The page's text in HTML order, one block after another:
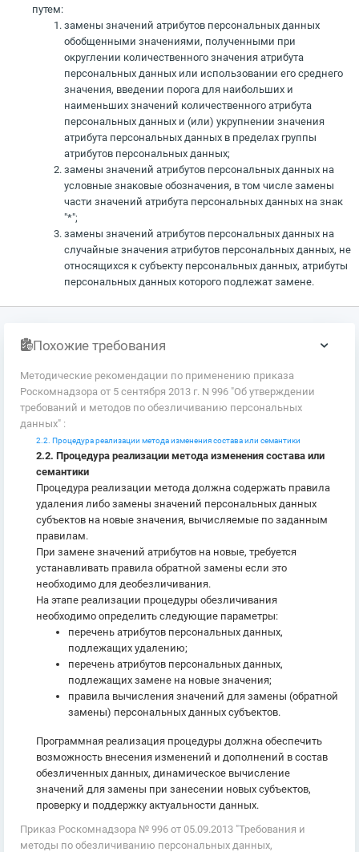
путем:
замены значений атрибутов персональных данных
обобщенными значениями, полученными при
округлении количественного значения атрибута
персональных данных или использовании его среднего
значения, введении порога для наибольших и
наименьших значений количественного атрибута
персональных данных и (или) укрупнении значения
атрибута персональных данных в пределах группы
атрибутов персональных данных;
замены значений атрибутов персональных данных на
условные знаковые обозначения, в том числе замены
части значений атрибута персональных данных на знак
"*";
замены значений атрибутов персональных данных на
случайные значения атрибутов персональных данных, не
относящихся к субъекту персональных данных, атрибуты
персональных данных которого подлежат замене.
Похожие требования
Методические рекомендации по применению приказа
Роскомнадзора от 5 сентября 2013 г. N 996 "Об утверждении
требований и методов по обезличиванию персональных
данных" :
2.2. Процедура реализации метода изменения состава или семантики
2.2. Процедура реализации метода изменения состава или
семантики
Процедура реализации метода должна содержать правила
удаления либо замены значений персональных данных
субъектов на новые значения, вычисляемые по заданным
правилам.
При замене значений атрибутов на новые, требуется
устанавливать правила обратной замены если это
необходимо для деобезличивания.
На этапе реализации процедуры обезличивания
необходимо определить следующие параметры:
перечень атрибутов персональных данных,
подлежащих удалению;
перечень атрибутов персональных данных,
подлежащих замене на новые значения;
правила вычисления значений для замены (обратной
замены) персональных данных субъектов.
Программная реализация процедуры должна обеспечить
возможность внесения изменений и дополнений в состав
обезличенных данных, динамическое вычисление
значений для замены при занесении новых субъектов,
проверку и поддержку актуальности данных.
Приказ Роскомнадзора № 996 от 05.09.2013 "Требования и
методы по обезличиванию персональных данных,